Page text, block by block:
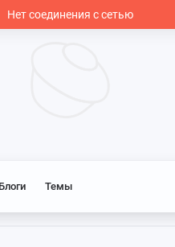
Блоги Темы
Нет соединения с сетью